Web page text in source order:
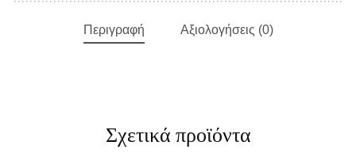
Περιγραφή Αξιολογήσεις (0)
Σχετικά προϊόντα